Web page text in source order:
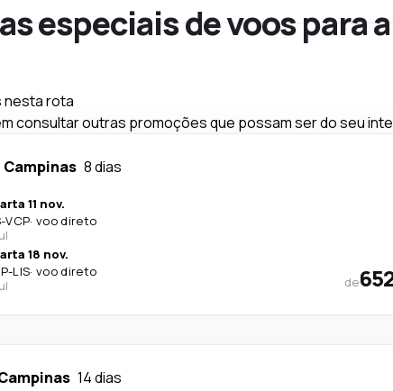
especiais de voos para
nesta rota
consultar outras promoções que possam ser do seu
Campinas 8 dias
11 nov.
-VCP· voo direto
18 nov.
-LIS· voo direto
de
14 dias